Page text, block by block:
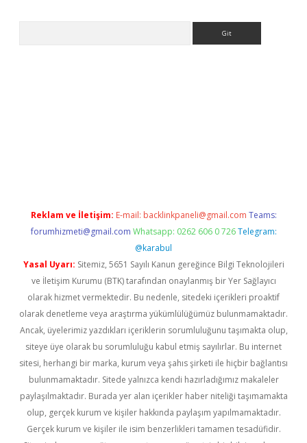
Reklam ve İletişim: E-mail: backlinkpaneli@gmail.com Teams:
forumhizmeti@gmail.com Whatsapp: 0262 606 0 726 Telegram:
@karabul
Yasal Uyarı: Sitemiz, 5651 Sayılı Kanun gereğince Bilgi Teknolojileri
ve İletişim Kurumu (BTK) tarafından onaylanmış bir Yer Sağlayıcı
olarak hizmet vermektedir. Bu nedenle, sitedeki içerikleri proaktif
olarak denetleme veya araştırma yükümlülüğümüz bulunmamaktadır.
Ancak, üyelerimiz yazdıkları içeriklerin sorumluluğunu taşımakta olup,
siteye üye olarak bu sorumluluğu kabul etmiş sayılırlar. Bu internet
sitesi, herhangi bir marka, kurum veya şahıs şirketi ile hiçbir bağlantısı
bulunmamaktadır. Sitede yalnızca kendi hazırladığımız makaleler
paylaşılmaktadır. Burada yer alan içerikler haber niteliği taşımamakta
olup, gerçek kurum ve kişiler hakkında paylaşım yapılmamaktadır.
Gerçek kurum ve kişiler ile isim benzerlikleri tamamen tesadüfidir.